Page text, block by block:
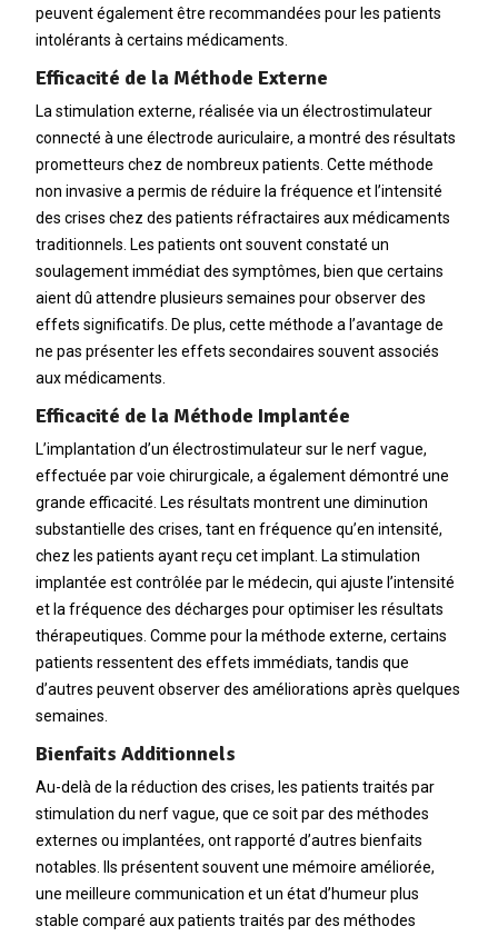
peuvent également être recommandées pour les patients
intolérants à certains médicaments.
Efficacité de la Méthode Externe
La stimulation externe, réalisée via un électrostimulateur
connecté à une électrode auriculaire, a montré des résultats
prometteurs chez de nombreux patients. Cette méthode
non invasive a permis de réduire la fréquence et l’intensité
des crises chez des patients réfractaires aux médicaments
traditionnels. Les patients ont souvent constaté un
soulagement immédiat des symptômes, bien que certains
aient dû attendre plusieurs semaines pour observer des
effets significatifs. De plus, cette méthode a l’avantage de
ne pas présenter les effets secondaires souvent associés
aux médicaments.
Efficacité de la Méthode Implantée
L’implantation d’un électrostimulateur sur le nerf vague,
effectuée par voie chirurgicale, a également démontré une
grande efficacité. Les résultats montrent une diminution
substantielle des crises, tant en fréquence qu’en intensité,
chez les patients ayant reçu cet implant. La stimulation
implantée est contrôlée par le médecin, qui ajuste l’intensité
et la fréquence des décharges pour optimiser les résultats
thérapeutiques. Comme pour la méthode externe, certains
patients ressentent des effets immédiats, tandis que
d’autres peuvent observer des améliorations après quelques
semaines.
Bienfaits Additionnels
Au-delà de la réduction des crises, les patients traités par
stimulation du nerf vague, que ce soit par des méthodes
externes ou implantées, ont rapporté d’autres bienfaits
notables. Ils présentent souvent une mémoire améliorée,
une meilleure communication et un état d’humeur plus
stable comparé aux patients traités par des méthodes